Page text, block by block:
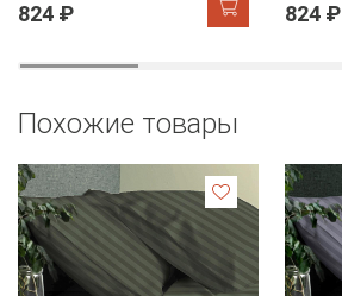
824 ₽ 824 ₽
Похожие товары